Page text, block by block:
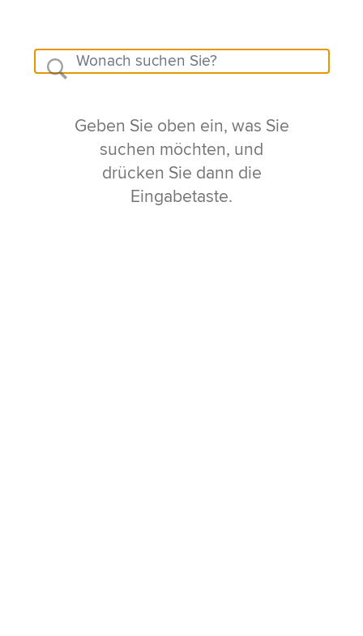
Geben Sie oben ein, was Sie
suchen möchten, und
drücken Sie dann die
Eingabetaste.